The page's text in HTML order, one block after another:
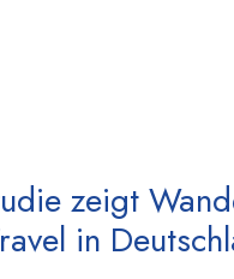
zeigt
in